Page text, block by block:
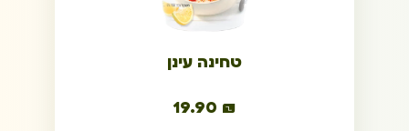
טחינה עינן
19.90 ₪